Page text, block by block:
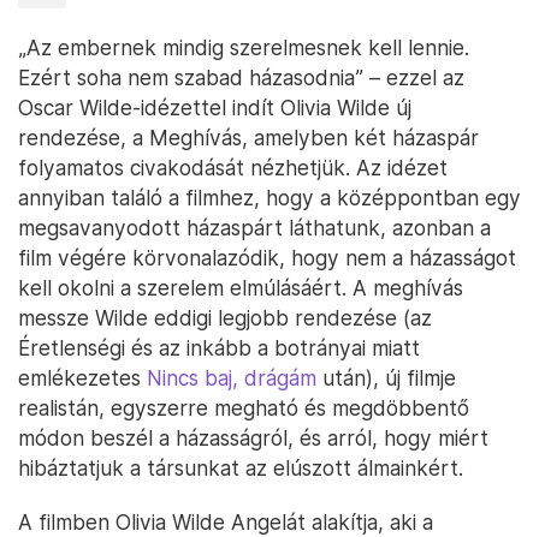
„Az embernek mindig szerelmesnek kell lennie.
Ezért soha nem szabad házasodnia” – ezzel az
Oscar Wilde-idézettel indít Olivia Wilde új
rendezése, a Meghívás, amelyben két házaspár
folyamatos civakodását nézhetjük. Az idézet
annyiban találó a filmhez, hogy a középpontban egy
megsavanyodott házaspárt láthatunk, azonban a
film végére körvonalazódik, hogy nem a házasságot
kell okolni a szerelem elmúlásáért. A meghívás
messze Wilde eddigi legjobb rendezése (az
Éretlenségi és az inkább a botrányai miatt
emlékezetes Nincs baj, drágám után), új filmje
realistán, egyszerre megható és megdöbbentő
módon beszél a házasságról, és arról, hogy miért
hibáztatjuk a társunkat az elúszott álmainkért.
A filmben Olivia Wilde Angelát alakítja, aki a